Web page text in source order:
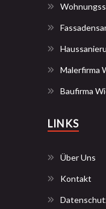
Malerfirma
Baufirma
LINKS
Über Uns
Kontakt